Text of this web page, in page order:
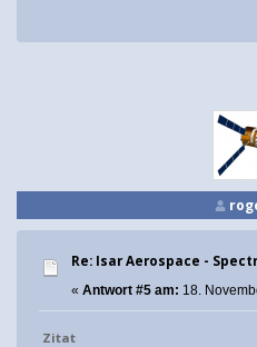
Re: Isar Aerospace -
« Antwort #5 am: 18.
Zitat